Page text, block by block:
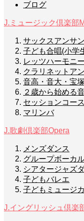
ブログ
J.ミュージック倶楽部
サックスアンサ
子ども合唱(小学
レッツハーモニ
クラリネットア
音高・音大・宝
２歳から始める
セッションコース
マリンバ
J.歌劇倶楽部Opera
メンズダンス
グループボーカ
シアタージャズ
子どもバレエ
子どもミュージ
J.イングリッシュ倶楽